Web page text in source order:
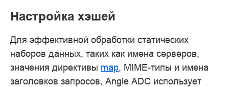
Настройка хэшей
Для эффективной обработки статических
наборов данных, таких как имена серверов,
значения директивы map, MIME-типы и имена
заголовков запросов, Angie ADC использует